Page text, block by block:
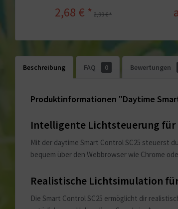
2,68 € * 2,99 € *
Beschreibung FAQ 0 Bewertungen
Produktinformationen "Daytime
Intelligente Lichtsteuerung für
Mit der daytime Smart Control SC25 steuerst
bequem über den Webbrowser wie Chrome
Realistische Lichtsimulation
Die Smart Control SC25 ermöglicht dir